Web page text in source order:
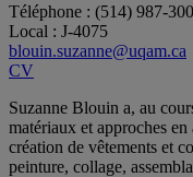
Téléphone : (514) 987-
Local : J-4075
blouin.suzanne@uqam.ca
CV
Suzanne Blouin a, au
matériaux et approches
création de vêtements et
peinture, collage,